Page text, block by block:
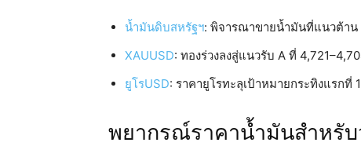
น้ำมันดิบสหรัฐฯ: พิจารณาขายน้ำมันที่แนวต้าน
XAUUSD: ทองร่วงลงสู่แนวรับ A ที่
ยูโรUSD: ราคายูโรทะลุเป้าหมายกระทิงแรกที่
พยากรณ์ราคาน้ำมันสำหรับ